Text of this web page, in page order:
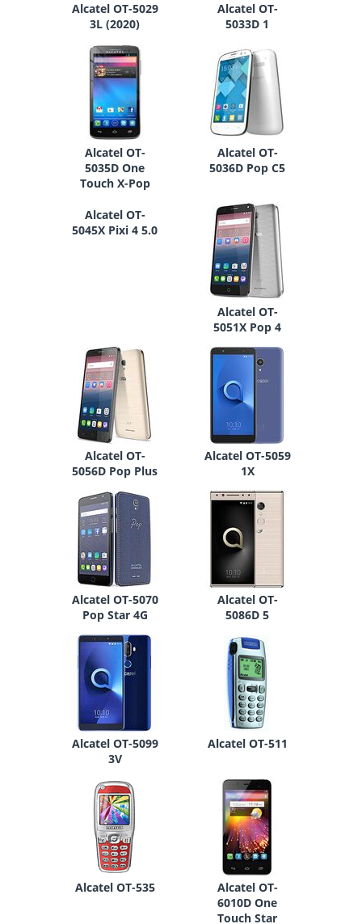
Alcatel OT-5029
3L (2020)
Alcatel OT-
5033D 1
Alcatel OT-
5035D One
Touch X-Pop
Alcatel OT-
5036D Pop C5
Alcatel OT-
5045X Pixi 4 5.0
Alcatel OT-
5051X Pop 4
Alcatel OT-
5056D Pop Plus
Alcatel OT-5059
1X
Alcatel OT-5070
Pop Star 4G
Alcatel OT-
5086D 5
Alcatel OT-5099
3V
Alcatel OT-511
Alcatel OT-535
Alcatel OT-
6010D One
Touch Star